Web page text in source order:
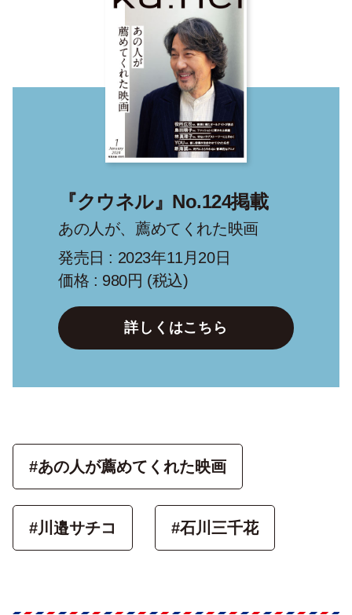
『クウネル』No.124掲載
あの人が、薦めてくれた映画
発売日 : 2023年11月20日
価格 : 980円 (税込)
詳しくはこちら
#あの人が薦めてくれた映画
#川邉サチコ #石川三千花